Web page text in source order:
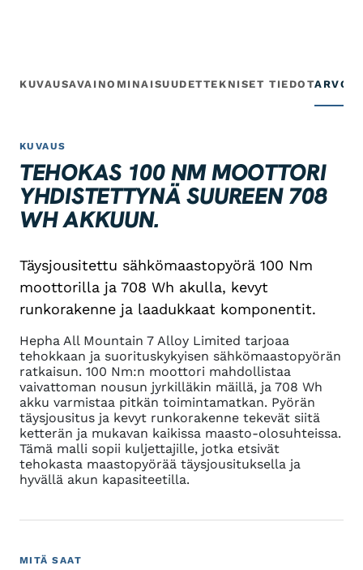
KUVAUSAVAINOMINAISUUDETTEKNISET TIEDOT
KUVAUS
TEHOKAS 100 NM MOOTTORI
YHDISTETTYNÄ SUUREEN 708
WH AKKUUN.
Täysjousitettu sähkömaastopyörä 100 Nm
moottorilla ja 708 Wh akulla, kevyt
runkorakenne ja laadukkaat komponentit.
Hepha All Mountain 7 Alloy Limited tarjoaa
tehokkaan ja suorituskykyisen sähkömaastopyörän
ratkaisun. 100 Nm:n moottori mahdollistaa
vaivattoman nousun jyrkilläkin mäillä, ja 708 Wh
akku varmistaa pitkän toimintamatkan. Pyörän
täysjousitus ja kevyt runkorakenne tekevät siitä
ketterän ja mukavan kaikissa maasto-olosuhteissa.
Tämä malli sopii kuljettajille, jotka etsivät
tehokasta maastopyörää täysjousituksella ja
hyvällä akun kapasiteetilla.
MITÄ SAAT